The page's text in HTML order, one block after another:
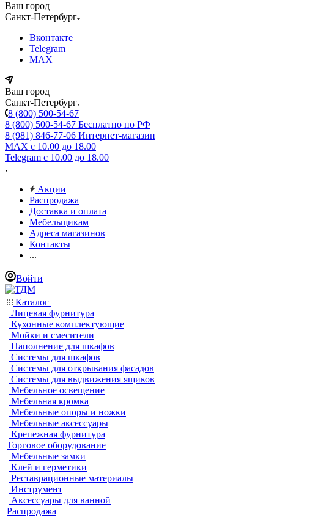
Ваш город
Санкт-Петербург
Вконтакте
Telegram
MAX
Ваш город
Санкт-Петербург
8 (800) 500-54-67
8 (800) 500-54-67 Бесплатно по РФ
8 (981) 846-77-06 Интернет-магазин
MAX с 10.00 до 18.00
Telegram с 10.00 до 18.00
Акции
Распродажа
Доставка и оплата
Мебельщикам
Адреса магазинов
Контакты
...
Войти
Каталог
Лицевая фурнитура
Кухонные комплектующие
Мойки и смесители
Наполнение для шкафов
Системы для шкафов
Системы для открывания фасадов
Системы для выдвижения ящиков
Мебельное освещение
Мебельная кромка
Мебельные опоры и ножки
Мебельные аксессуары
Крепежная фурнитура
Торговое оборудование
Мебельные замки
Клей и герметики
Реставрационные материалы
Инструмент
Аксессуары для ванной
Распродажа